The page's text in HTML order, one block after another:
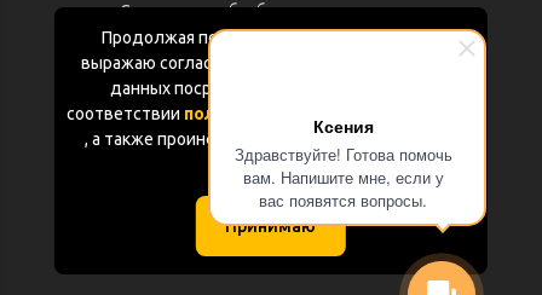
Ксения
Здравствуйте! Готова помочь
вам. Напишите мне, если у
вас появятся вопросы.
Продолжая пользоваться данным сайтом
выражаю согласие на обработку персональных
данных посредством Яндекс.Метрика в
соответствии политикой конфиденциальности
, а также проинформирован об использовании
Cookie-файлов
Принимаю
Согласие на обработку персональных
данных
Политика конфиденциальности
Документация
Карта сайта
(с) «POGOS.ru» 2010-2026 (ИП Чивчян М.Р.)